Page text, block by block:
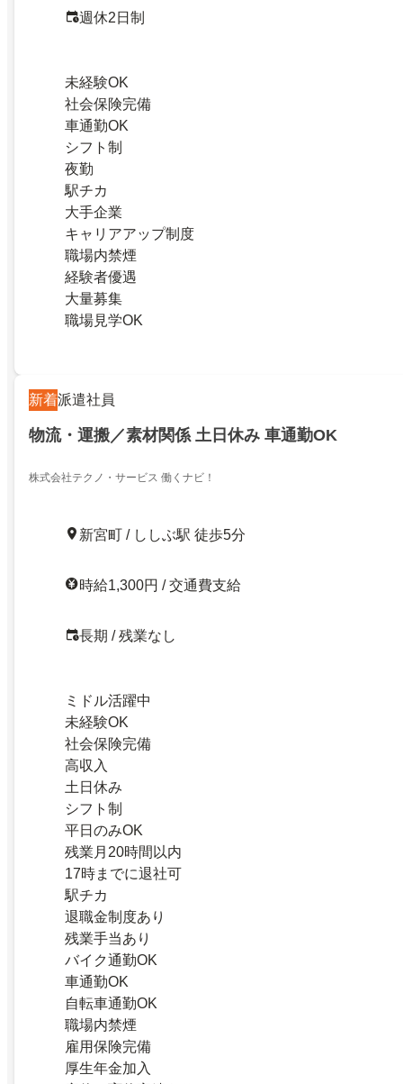
週休2日制
未経験OK
社会保険完備
車通勤OK
シフト制
夜勤
駅チカ
大手企業
キャリアアップ制度
職場内禁煙
経験者優遇
大量募集
職場見学OK
新着派遣社員
物流・運搬／素材関係 土日休み 車通勤OK
株式会社テクノ・サービス 働くナビ！
新宮町 / ししぶ駅 徒歩5分
時給1,300円 / 交通費支給
長期 / 残業なし
ミドル活躍中
未経験OK
社会保険完備
高収入
土日休み
シフト制
平日のみOK
残業月20時間以内
17時までに退社可
駅チカ
退職金制度あり
残業手当あり
バイク通勤OK
車通勤OK
自転車通勤OK
職場内禁煙
雇用保険完備
厚生年金加入